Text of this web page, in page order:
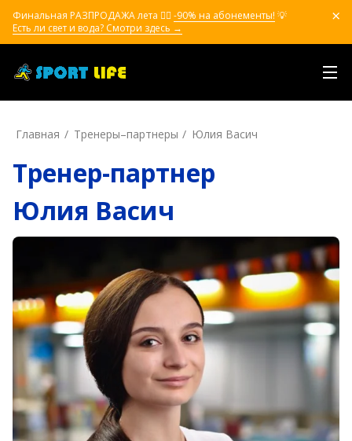
Финальная РАЗПРОДАЖА лета ❤️‍🔥 -90% на абонементы! 💡
Есть ли свет и вода? Смотри здесь →
Главная Тренеры–пapтнepы Юлия Васич
Тренер-партнер
Юлия Васич